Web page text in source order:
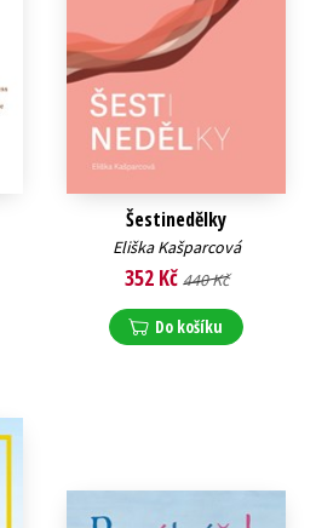
Šestinedělky
Eliška Kašparcová
352 Kč 440 Kč
Do košíku